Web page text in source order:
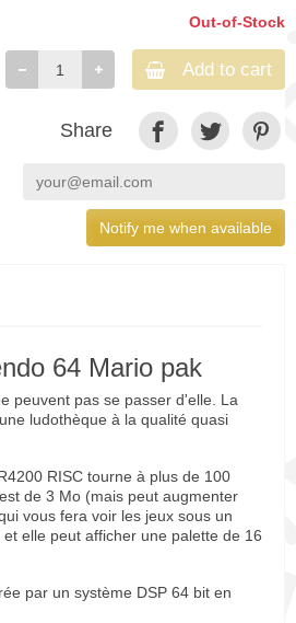
Out-of-Stock
Add to cart
Share
Notify me when available
64 Mario pak
peuvent pas se passer d'elle. La
ludothèque à la qualité quasi
RISC tourne à plus de 100
de 3 Mo (mais peut augmenter
vous fera voir les jeux sous un
elle peut afficher une palette de 16
par un système DSP 64 bit en